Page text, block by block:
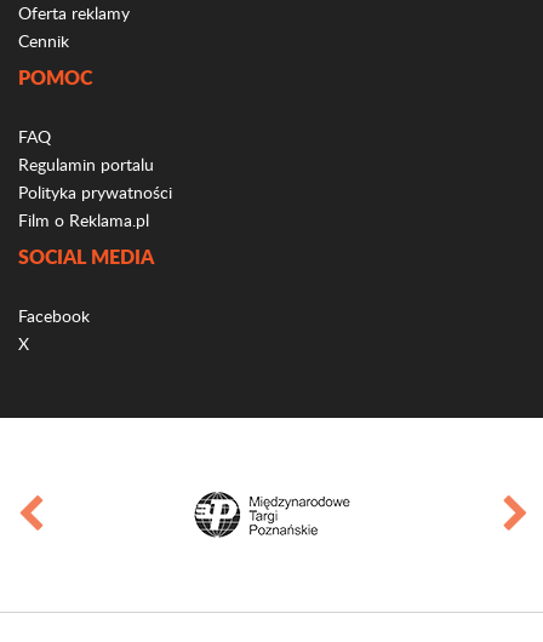
Oferta reklamy
Cennik
POMOC
FAQ
Regulamin portalu
Polityka prywatności
Film o Reklama.pl
SOCIAL MEDIA
Facebook
X